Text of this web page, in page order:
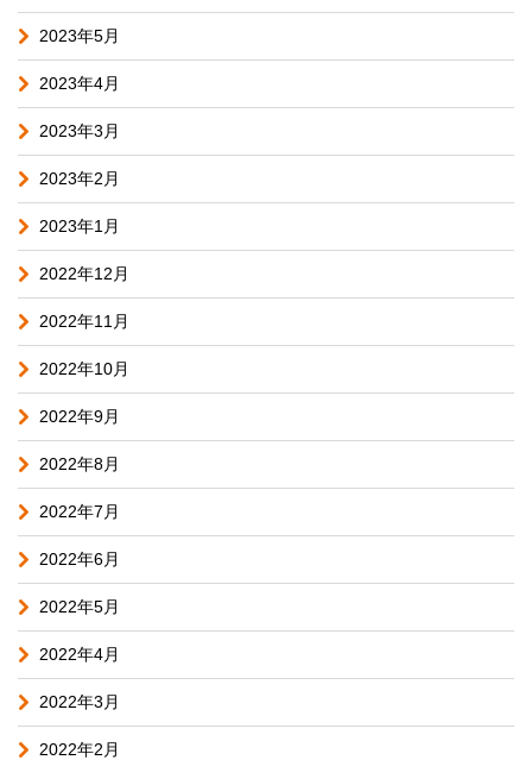
2023年5月
2023年4月
2023年3月
2023年2月
2023年1月
2022年12月
2022年11月
2022年10月
2022年9月
2022年8月
2022年7月
2022年6月
2022年5月
2022年4月
2022年3月
2022年2月